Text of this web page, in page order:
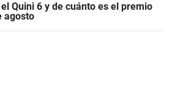
Quini 6 y de cuánto es el premio
agosto